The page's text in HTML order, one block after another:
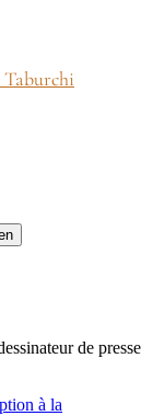
Taburchi
de presse
à la